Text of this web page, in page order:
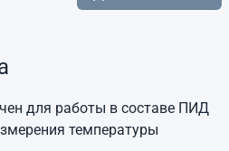
для работы в составе ПИД
температуры